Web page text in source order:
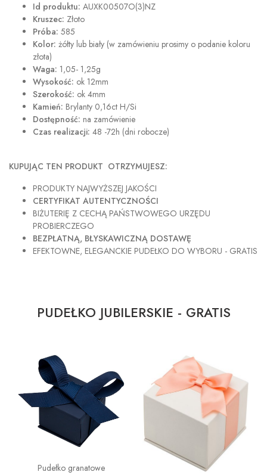
Id produktu: AUXK00507O(3)NZ
Kruszec: Złoto
Próba: 585
Kolor: żółty lub biały (w zamówieniu prosimy o podanie koloru
złota)
Waga: 1,05- 1,25g
Wysokość: ok 12mm
Szerokość: ok 4mm
Kamień: Brylanty 0,16ct H/Si
Dostępność: na zamówienie
Czas realizacji: 48 -72h (dni robocze)
KUPUJĄC TEN PRODUKT OTRZYMUJESZ:
PRODUKTY NAJWYŻSZEJ JAKOŚCI
CERTYFIKAT AUTENTYCZNOŚCI
BIŻUTERIĘ Z CECHĄ PAŃSTWOWEGO URZĘDU
PROBIERCZEGO
BEZPŁATNĄ, BŁYSKAWICZNĄ DOSTAWĘ
EFEKTOWNE, ELEGANCKIE PUDEŁKO DO WYBORU - GRATIS
PUDEŁKO JUBILERSKIE - GRATIS
Pudełko granatowe